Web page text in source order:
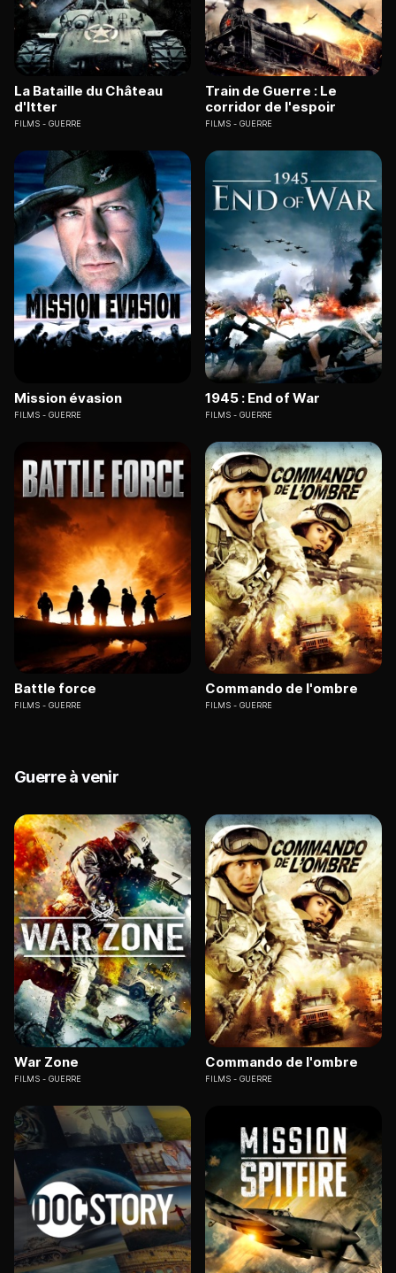
La Bataille du Château
d'Itter
FILMS GUERRE
Train de Guerre : Le
corridor de l'espoir
FILMS GUERRE
Mission évasion
FILMS GUERRE
1945 : End of War
FILMS GUERRE
Battle force
FILMS GUERRE
Commando de l'ombre
FILMS GUERRE
Guerre à venir
War Zone
FILMS GUERRE
Commando de l'ombre
FILMS GUERRE